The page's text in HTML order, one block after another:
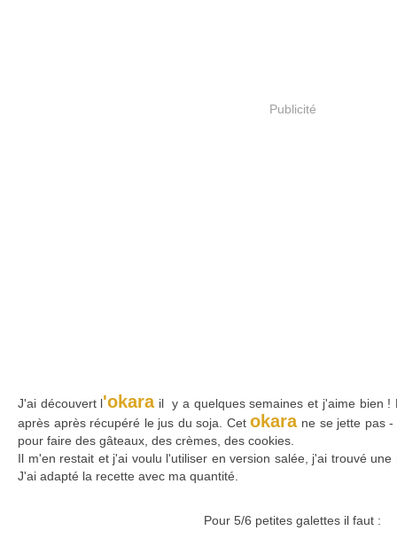
Publicité
J'ai découvert l'okarail y a quelques semaines et j'aime bien !
après après récupéré le jus du soja. Cetokarane se jette pas -
pour faire des gâteaux, des crèmes, des cookies.
Il m'en restait et j'ai voulu l'utiliser en version salée, j'ai trouvé
J'ai adapté la recette avec ma quantité.
Pour 5/6 petites galettes il faut :